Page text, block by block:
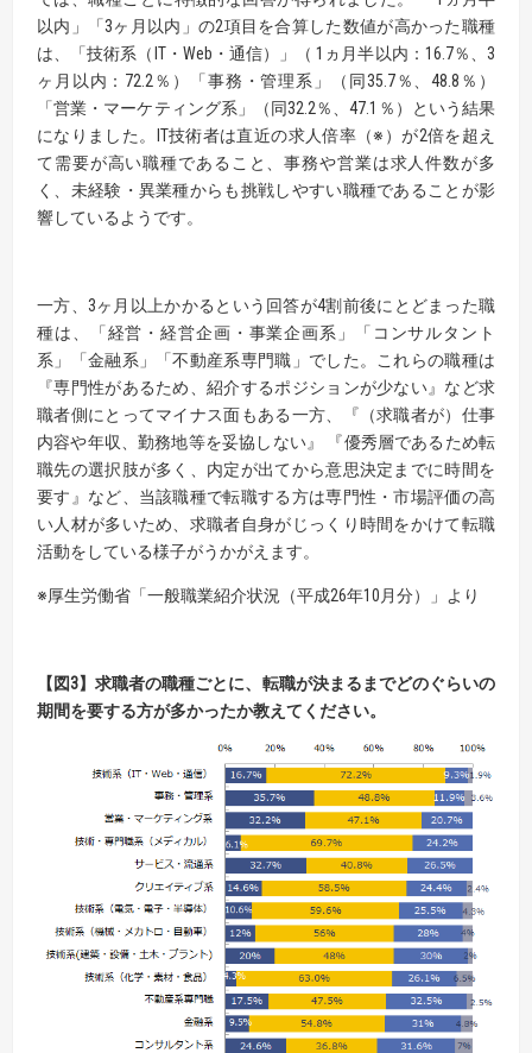
以内」「3ヶ月以内」の2項目を合算した数値が高かった職種
は、「技術系（IT・Web・通信）」（ 1ヵ月半以内：16.7％、3
ヶ月以内：72.2％）「事務・管理系」（同35.7％、48.8％）
「営業・マーケティング系」（同32.2％、47.1％）という結果
になりました。IT技術者は直近の求人倍率（※）が2倍を超え
て需要が高い職種であること、事務や営業は求人件数が多
く、未経験・異業種からも挑戦しやすい職種であることが影
響しているようです。
一方、3ヶ月以上かかるという回答が4割前後にとどまった職
種は、「経営・経営企画・事業企画系」「コンサルタント
系」「金融系」「不動産系専門職」でした。これらの職種は
『専門性があるため、紹介するポジションが少ない』など求
職者側にとってマイナス面もある一方、『（求職者が）仕事
内容や年収、勤務地等を妥協しない』 『優秀層であるため転
職先の選択肢が多く、内定が出てから意思決定までに時間を
要す』など、当該職種で転職する方は専門性・市場評価の高
い人材が多いため、求職者自身がじっくり時間をかけて転職
活動をしている様子がうかがえます。
※厚生労働省「一般職業紹介状況（平成26年10月分）」より
【図3】求職者の職種ごとに、転職が決まるまでどのぐらいの
期間を要する方が多かったか教えてください。